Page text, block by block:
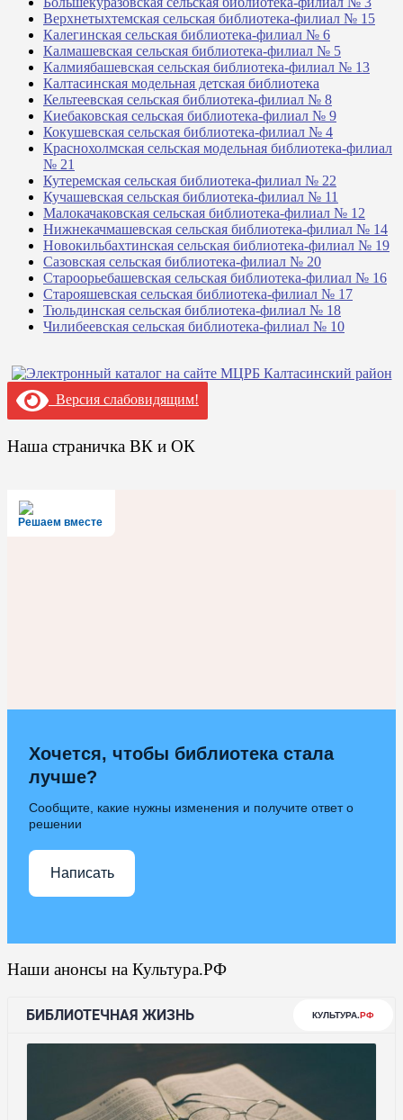
Верхнетыхтемская сельская библиотека-филиал № 15
Калегинская сельская библиотека-филиал № 6
Калмашевская сельская библиотека-филиал № 5
Калмиябашевская сельская библиотека-филиал № 13
Калтасинская модельная детская библиотека
Кельтеевская сельская библиотека-филиал № 8
Киебаковская сельская библиотека-филиал № 9
Кокушевская сельская библиотека-филиал № 4
Краснохолмская сельская модельная библиотека-филиал
№ 21
Кутеремская сельская библиотека-филиал № 22
Кучашевская сельская библиотека-филиал № 11
Малокачаковская сельская библиотека-филиал № 12
Нижнекачмашевская сельская библиотека-филиал № 14
Новокильбахтинская сельская библиотека-филиал № 19
Сазовская сельская библиотека-филиал № 20
Староорьебашевская сельская библиотека-филиал № 16
Старояшевская сельская библиотека-филиал № 17
Тюльдинская сельская библиотека-филиал № 18
Чилибеевская сельская библиотека-филиал № 10
Версия слабовидящим!
Наша страничка ВК и ОК
Решаем вместе
Хочется, чтобы библиотека стала
лучше?
Сообщите, какие нужны изменения и получите ответ о
решении
Написать
Наши анонсы на Культура.РФ